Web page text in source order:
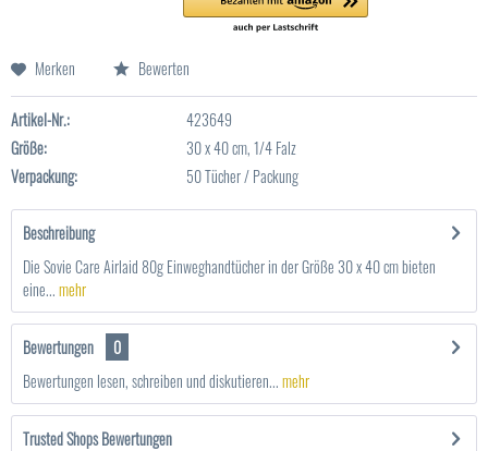
Merken Bewerten
Artikel-Nr.:
423649
Größe:
30 x 40 cm, 1/4 Falz
Verpackung:
50 Tücher / Packung
Beschreibung
Die Sovie Care Airlaid 80g Einweghandtücher in der Größe 30 x 40 cm bieten
eine...mehr
Bewertungen
0
Bewertungen lesen, schreiben und diskutieren...mehr
Trusted Shops Bewertungen